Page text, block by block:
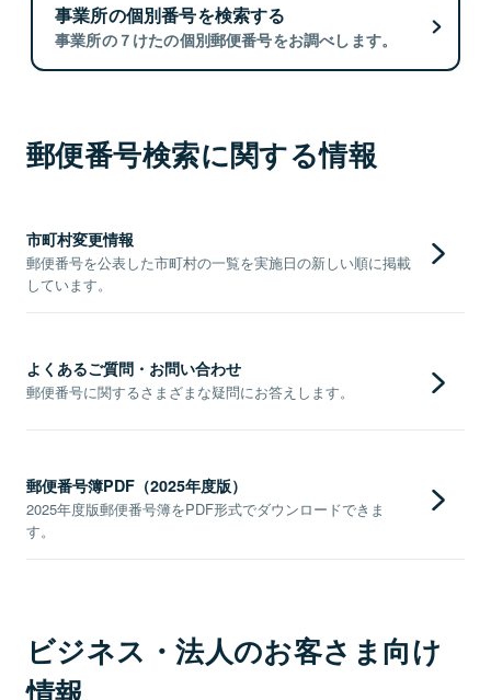
事業所の個別番号を検索する
事業所の７けたの個別郵便番号をお調べします。
郵便番号検索に関する情報
市町村変更情報
郵便番号を公表した市町村の一覧を実施日の新しい順に掲載
しています。
よくあるご質問・お問い合わせ
郵便番号に関するさまざまな疑問にお答えします。
郵便番号簿PDF（2025年度版）
2025年度版郵便番号簿をPDF形式でダウンロードできま
す。
ビジネス・法人のお客さま向け